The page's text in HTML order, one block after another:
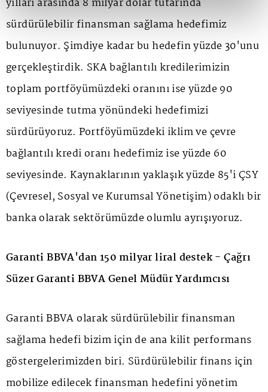
sürdürülebilir finansman sağlama hedefimiz
bulunuyor. Şimdiye kadar bu hedefin yüzde 30'unu
gerçekleştirdik. SKA bağlantılı kredilerimizin
toplam portföyümüzdeki oranını ise yüzde 90
seviyesinde tutma yönündeki hedefimizi
sürdürüyoruz. Portföyümüzdeki iklim ve çevre
bağlantılı kredi oranı hedefimiz ise yüzde 60
seviyesinde. Kaynaklarının yaklaşık yüzde 85'i ÇSY
(Çevresel, Sosyal ve Kurumsal Yönetişim) odaklı bir
banka olarak sektörümüzde olumlu ayrışıyoruz.
Garanti BBVA'dan 150 milyar liral destek - Çağrı
Süzer Garanti BBVA Genel Müdür Yardımcısı
Garanti BBVA olarak sürdürülebilir finansman
sağlama hedefi bizim için de ana kilit performans
göstergelerimizden biri. Sürdürülebilir finans için
mobilize edilecek finansman hedefini yönetim